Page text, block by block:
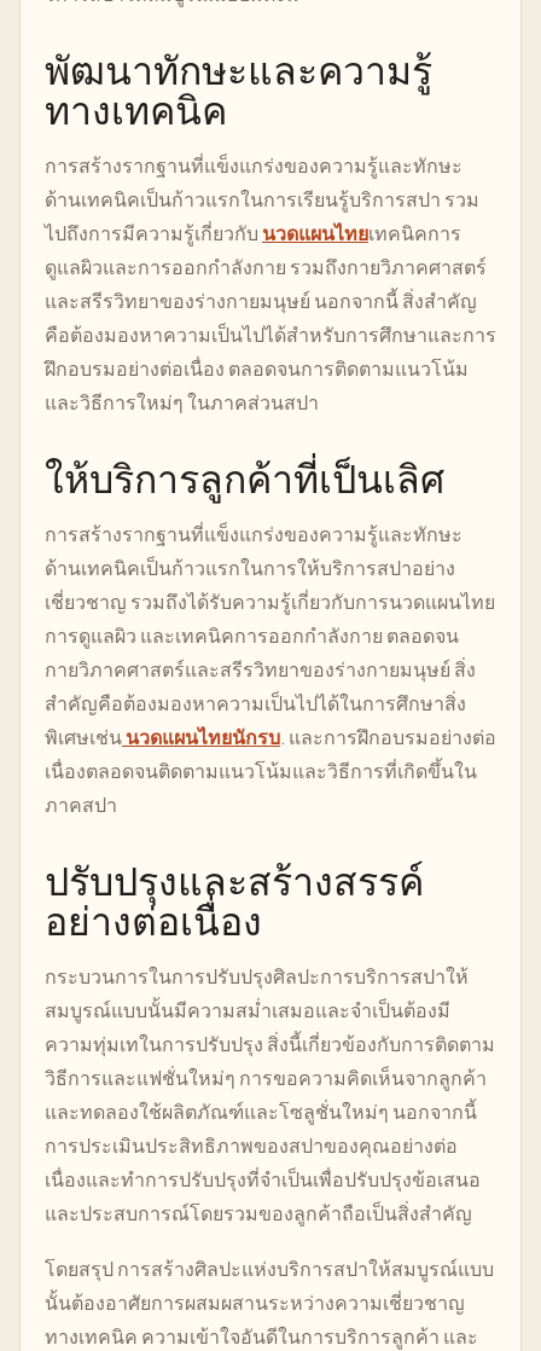
พัฒนาทักษะและความรู้
ทางเทคนิค
การสร้างรากฐานที่แข็งแกร่งของความรู้และทักษะ
ด้านเทคนิคเป็นก้าวแรกในการเรียนรู้บริการสปา รวม
ไปถึงการมีความรู้เกี่ยวกับ นวดแผนไทยเทคนิคการ
ดูแลผิวและการออกกำลังกาย รวมถึงกายวิภาคศาสตร์
และสรีรวิทยาของร่างกายมนุษย์ นอกจากนี้ สิ่งสำคัญ
คือต้องมองหาความเป็นไปได้สำหรับการศึกษาและการ
ฝึกอบรมอย่างต่อเนื่อง ตลอดจนการติดตามแนวโน้ม
และวิธีการใหม่ๆ ในภาคส่วนสปา
ให้บริการลูกค้าที่เป็นเลิศ
การสร้างรากฐานที่แข็งแกร่งของความรู้และทักษะ
ด้านเทคนิคเป็นก้าวแรกในการให้บริการสปาอย่าง
เชี่ยวชาญ รวมถึงได้รับความรู้เกี่ยวกับการนวดแผนไทย
การดูแลผิว และเทคนิคการออกกำลังกาย ตลอดจน
กายวิภาคศาสตร์และสรีรวิทยาของร่างกายมนุษย์ สิ่ง
สำคัญคือต้องมองหาความเป็นไปได้ในการศึกษาสิ่ง
พิเศษเช่นนวดแผนไทยนักรบ. และการฝึกอบรมอย่างต่อ
เนื่องตลอดจนติดตามแนวโน้มและวิธีการที่เกิดขึ้นใน
ภาคสปา
ปรับปรุงและสร้างสรรค์
อย่างต่อเนื่อง
กระบวนการในการปรับปรุงศิลปะการบริการสปาให้
สมบูรณ์แบบนั้นมีความสม่ำเสมอและจำเป็นต้องมี
ความทุ่มเทในการปรับปรุง สิ่งนี้เกี่ยวข้องกับการติดตาม
วิธีการและแฟชั่นใหม่ๆ การขอความคิดเห็นจากลูกค้า
และทดลองใช้ผลิตภัณฑ์และโซลูชั่นใหม่ๆ นอกจากนี้
การประเมินประสิทธิภาพของสปาของคุณอย่างต่อ
เนื่องและทำการปรับปรุงที่จำเป็นเพื่อปรับปรุงข้อเสนอ
และประสบการณ์โดยรวมของลูกค้าถือเป็นสิ่งสำคัญ
โดยสรุป การสร้างศิลปะแห่งบริการสปาให้สมบูรณ์แบบ
นั้นต้องอาศัยการผสมผสานระหว่างความเชี่ยวชาญ
ทางเทคนิค ความเข้าใจอันดีในการบริการลูกค้า และ